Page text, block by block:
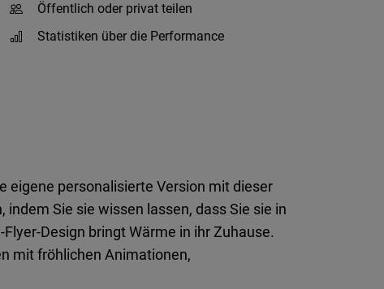
Öffentlich oder privat teilen
Statistiken über die Performance
eigene personalisierte Version mit dieser
Sie sie wissen lassen, dass Sie sie in
Design bringt Wärme in ihr Zuhause.
mit fröhlichen Animationen,